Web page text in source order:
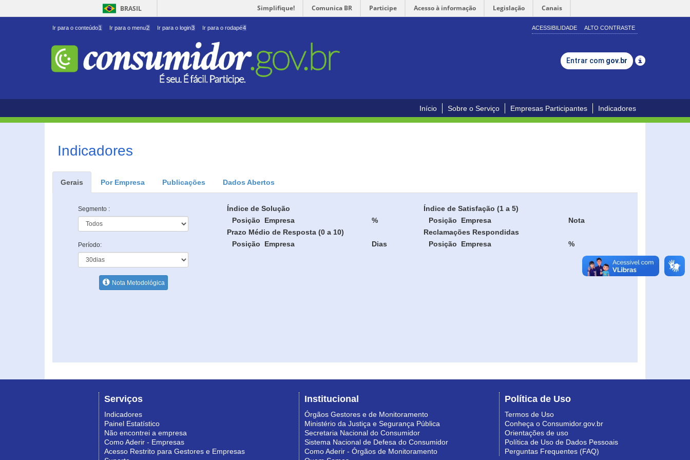
BRASIL Simplifique! Comunica BR Participe Acesso à informação Legislação Canais
Ir para o conteúdo1 Ir para o menu2 Ir para o login3 Ir para o rodapé4 ACESSIBILIDADE ALTO CONTRASTE
Entrar com gov.br
Início Sobre o Serviço Empresas Participantes Indicadores
Indicadores
Gerais Por Empresa Publicações Dados Abertos
Segmento :
Período:
Nota Metodológica
Índice de Solução
Posição
Empresa %
Índice de Satisfação (1 a 5)
Posição
Empresa
Nota
Prazo Médio de Resposta (0 a 10)
Posição
Empresa Dias
Reclamações Respondidas
Posição
Empresa %
Serviços
Indicadores
Painel Estatístico
Não encontrei a empresa
Como Aderir - Empresas
Acesso Restrito para Gestores e Empresas
Institucional
Órgãos Gestores e de Monitoramento
Ministério da Justiça e Segurança Pública
Secretaria Nacional do Consumidor
Sistema Nacional de Defesa do Consumidor
Como Aderir - Órgãos de Monitoramento
Política de Uso
Termos de Uso
Conheça o Consumidor.gov.br
Orientações de uso
Política de Uso de Dados Pessoais
Perguntas Frequentes (FAQ)